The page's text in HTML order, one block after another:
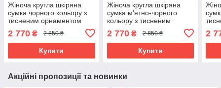
Жіноча кругла шкіряна
сумка чорного кольору з
тисненим орнаментом
«Мандала», діаметр 22 см
2 770 ₴ 2 850 ₴
Купити
Жіноча кругла шкіряна
сумка м'ятно-чорного
кольору з тисненим
орнаментом «Мандала»,
діаметр 22 см
2 770₴ 2 850 ₴
Купити
2
Акційні пропозиції та новинки